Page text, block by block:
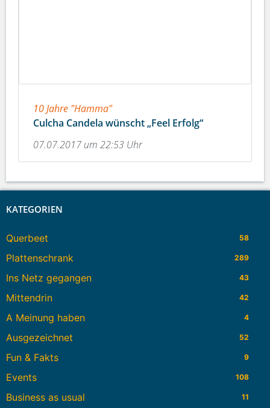
10 Jahre "Hamma"
Culcha Candela wünscht „Feel Erfolg“
07.07.2017 um 22:53 Uhr
KATEGORIEN
Querbeet 58
Plattenschrank 289
Ins Netz gegangen 43
Mittendrin 42
A Meinung haben 4
Ausgezeichnet 52
Fun & Fakts 9
Events 108
Business as usual 11